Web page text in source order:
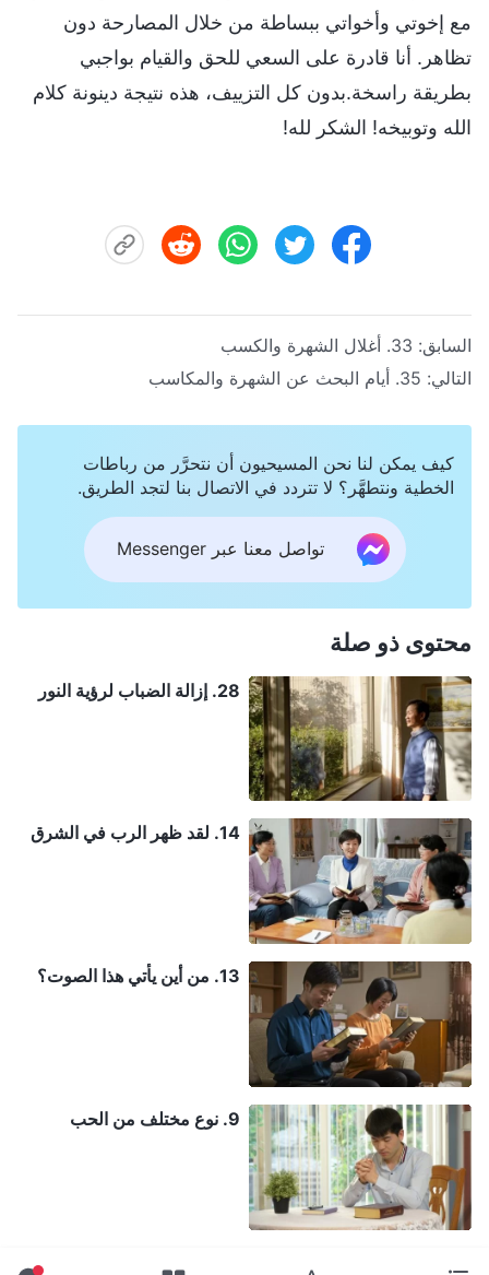
مع إخوتي وأخواتي ببساطة من خلال المصارحة دون
تظاهر. أنا قادرة على السعي للحق والقيام بواجبي
بطريقة راسخة.بدون كل التزييف، هذه نتيجة دينونة كلام
الله وتوبيخه! الشكر لله!
السابق: 33. أغلال الشهرة والكسب
التالي: 35. أيام البحث عن الشهرة والمكاسب
كيف يمكن لنا نحن المسيحيون أن نتحرَّر من رباطات
الخطية ونتطهَّر؟ لا تتردد في الاتصال بنا لتجد الطريق.
تواصل معنا عبر Messenger
محتوى ذو صلة
28. إزالة الضباب لرؤية النور
14. لقد ظهر الرب في الشرق
13. من أين يأتي هذا الصوت؟
9. نوع مختلف من الحب